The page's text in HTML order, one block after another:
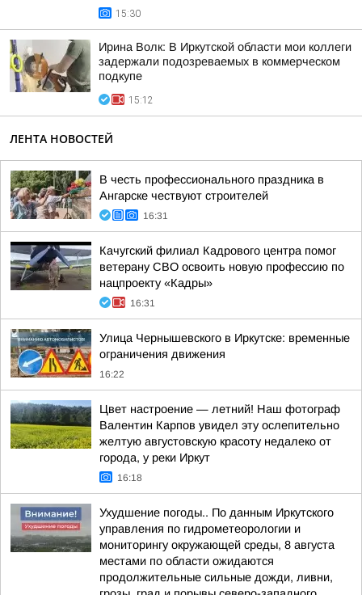
15:30
Ирина Волк: В Иркутской области мои коллеги
задержали подозреваемых в коммерческом
подкупе
15:12
ЛЕНТА НОВОСТЕЙ
В честь профессионального праздника в
Ангарске чествуют строителей
16:31
Качугский филиал Кадрового центра помог
ветерану СВО освоить новую профессию по
нацпроекту «Кадры»
16:31
Улица Чернышевского в Иркутске: временные
ограничения движения
16:22
Цвет настроение — летний! Наш фотограф
Валентин Карпов увидел эту ослепительно
желтую августовскую красоту недалеко от
города, у реки Иркут
16:18
Ухудшение погоды.. По данным Иркутского
управления по гидрометеорологии и
мониторингу окружающей среды, 8 августа
местами по области ожидаются
продолжительные сильные дожди, ливни,